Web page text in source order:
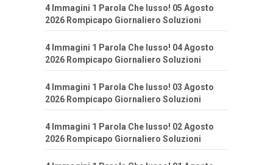
4 Immagini 1 Parola Che lusso! 05 Agosto
2026 Rompicapo Giornaliero Soluzioni
4 Immagini 1 Parola Che lusso! 04 Agosto
2026 Rompicapo Giornaliero Soluzioni
4 Immagini 1 Parola Che lusso! 03 Agosto
2026 Rompicapo Giornaliero Soluzioni
4 Immagini 1 Parola Che lusso! 02 Agosto
2026 Rompicapo Giornaliero Soluzioni